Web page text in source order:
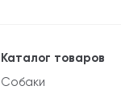
Каталог товаров
Собаки